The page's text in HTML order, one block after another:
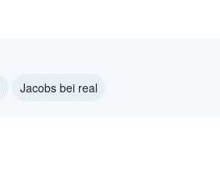
Jacobs bei real